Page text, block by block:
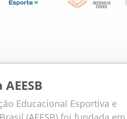
Educacional Esportiva e